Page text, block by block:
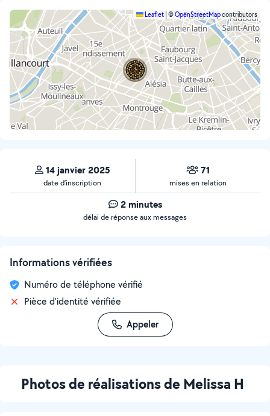
Leaflet ©OpenStreetMapcontributors
14 janvier 2025
date d’inscription
71
mises en relation
2 minutes
délai de réponse aux messages
Informations vérifiées
Numéro de téléphone vérifié
Pièce d'identité vérifiée
Appeler
Photos de réalisations de Melissa H